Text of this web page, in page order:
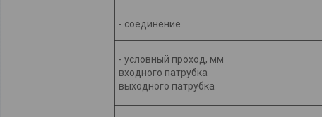
- соединение
- условный проход, мм
входного патрубка
выходного патрубка